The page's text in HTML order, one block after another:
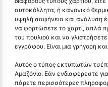
αυτοκόλλητα, ή κανονικό
υψηλή σαφήνεια και ανάλυση
να φορτώσετε το χαρτί, απλά
του πουλιού και να
εγγράφου. Είναι μια γρήγορη
Αυτός ο τύπος εκτυπωτών
Αμαζόνιο. Εάν ενδιαφέρεστε
πάρετε περισσότερες